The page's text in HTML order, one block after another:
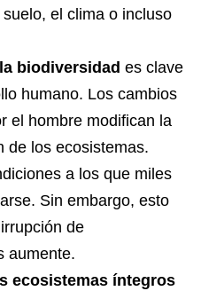
el clima o incluso
biodiversidad es clave
humano. Los cambios
el hombre modifican la
de los ecosistemas.
a los que miles
Sin embargo, esto
de
aumente.
ecosistemas íntegros